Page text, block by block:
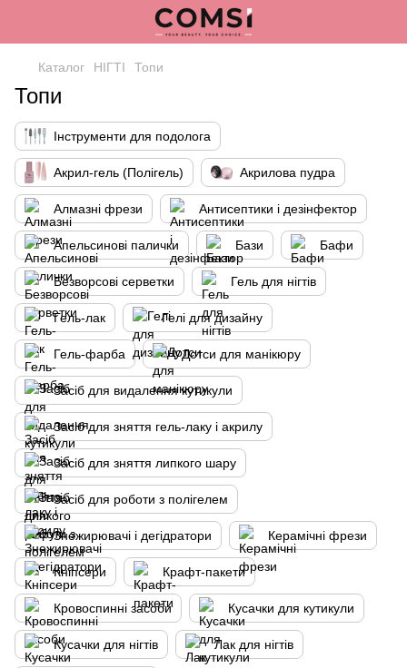
Каталог НІГТІ Топи
Топи
Інструменти для подолога
Акрил-гель (Полігель) Акрилова пудра
Алмазні фрези Антисептики і дезінфектор
Апельсинові палички Бази Бафи
Безворсові серветки Гель для нігтів
Гель-лак Гелі для дизайну
Гель-фарба Дотси для манікюру
Засіб для видалення кутикули
Засіб для зняття гель-лаку і акрилу
Засіб для зняття липкого шару
Засіб для роботи з полігелем
Знежирювачі і дегідратори Керамічні фрези
Кніпсери Крафт-пакети
Кровоспинні засоби Кусачки для кутикули
Кусачки для нігтів Лак для нігтів